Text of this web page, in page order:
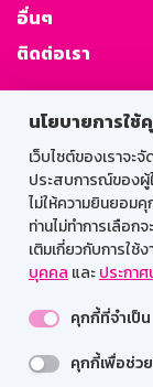
นโยบายการใ
เว็บไซต์ของเราจ
ประสบการณ์ของผู้
ไม่ให้ความยินยอมคุ
ท่านไม่ทำการเลือ
เติมเกี่ยวกับการใช้
บุคคล และประกา
คุกกี้ที่จำเป็น
คุกกี้เพื่อช่ว
อื่นๆ
ติดต่อเรา
Web HR